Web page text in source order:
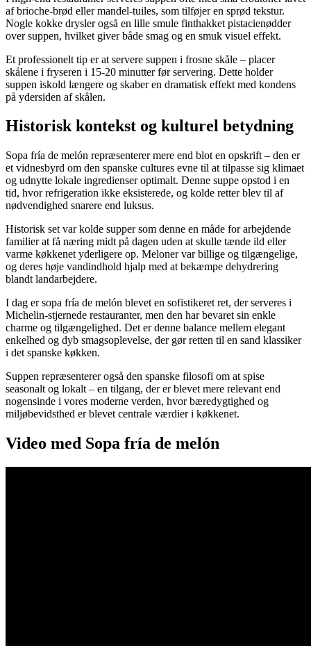
af brioche-brød eller mandel-tuiles, som tilføjer en sprød tekstur.
Nogle kokke drysler også en lille smule finthakket pistacienødder
over suppen, hvilket giver både smag og en smuk visuel effekt.
Et professionelt tip er at servere suppen i frosne skåle – placer
skålene i fryseren i 15-20 minutter før servering. Dette holder
suppen iskold længere og skaber en dramatisk effekt med kondens
på ydersiden af skålen.
Historisk kontekst og kulturel betydning
Sopa fría de melón repræsenterer mere end blot en opskrift – den er
et vidnesbyrd om den spanske cultures evne til at tilpasse sig klimaet
og udnytte lokale ingredienser optimalt. Denne suppe opstod i en
tid, hvor refrigeration ikke eksisterede, og kolde retter blev til af
nødvendighed snarere end luksus.
Historisk set var kolde supper som denne en måde for arbejdende
familier at få næring midt på dagen uden at skulle tænde ild eller
varme køkkenet yderligere op. Meloner var billige og tilgængelige,
og deres høje vandindhold hjalp med at bekæmpe dehydrering
blandt landarbejdere.
I dag er sopa fría de melón blevet en sofistikeret ret, der serveres i
Michelin-stjernede restauranter, men den har bevaret sin enkle
charme og tilgængelighed. Det er denne balance mellem elegant
enkelhed og dyb smagsoplevelse, der gør retten til en sand klassiker
i det spanske køkken.
Suppen repræsenterer også den spanske filosofi om at spise
seasonalt og lokalt – en tilgang, der er blevet mere relevant end
nogensinde i vores moderne verden, hvor bæredygtighed og
miljøbevidsthed er blevet centrale værdier i køkkenet.
Video med Sopa fría de melón